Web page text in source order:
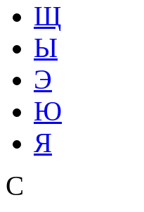
Щ
Ы
Э
Ю
Я
С